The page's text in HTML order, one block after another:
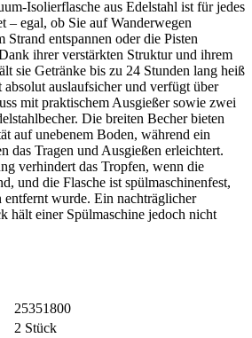
Isolierflasche aus Edelstahl ist für jedes
– egal, ob Sie auf Wanderwegen
Strand entspannen oder die Pisten
ihrer verstärkten Struktur und ihrem
sie Getränke bis zu 24 Stunden lang heiß
absolut auslaufsicher und verfügt über
mit praktischem Ausgießer sowie zwei
Die breiten Becher bieten
auf unebenem Boden, während ein
das Tragen und Ausgießen erleichtert.
verhindert das Tropfen, wenn die
und die Flasche ist spülmaschinenfest,
entfernt wurde. Ein nachträglicher
hält einer Spülmaschine jedoch nicht
25351800
2 Stück